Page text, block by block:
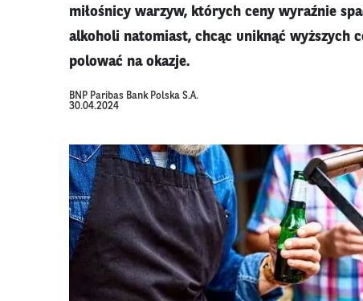
miłośnicy warzyw, których ceny wyraźnie
alkoholi natomiast, chcąc uniknąć wyższych
polować na okazje.
BNP Paribas Bank Polska S.A.
30.04.2024